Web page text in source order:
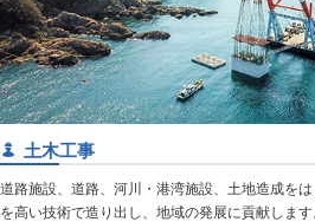
土木工事
道路施設、道路、河川・港湾施設、土地造成を
を高い技術で造り出し、地域の発展に貢献します